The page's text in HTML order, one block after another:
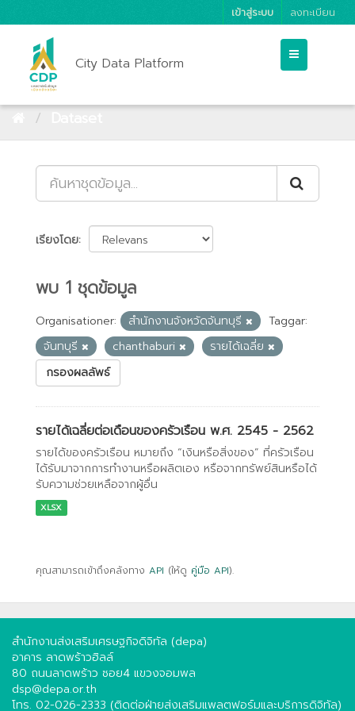
เข้าสู่ระบบ ลงทะเบียน
City Data Platform
เรียงโดย
พบ 1 ชุดข้อมูล
Organisationer: สำนักงานจังหวัดจันทบุรี
Taggar:
จันทบุรี
chanthaburi
รายได้เฉลี่ย
กรองผลลัพธ์
รายได้เฉลี่ยต่อเดือนของครัวเรือน พ.ศ. 2545 - 2562
รายได้ของครัวเรือน หมายถึง “เงินหรือสิ่งของ” ที่ครัวเรือน
ได้รับมาจากการทำงานหรือผลิตเอง หรือจากทรัพย์สินหรือได้
รับความช่วยเหลือจากผู้อื่น
XLSX
คุณสามารถเข้าถึงคลังทาง API (ให้ดู คู่มือ API).
สำนักงานส่งเสริมเศรษฐกิจดิจิทัล (depa)
อาคาร ลาดพร้าวฮิลล์
80 ถนนลาดพร้าว ซอย4 แขวงจอมพล
dsp@depa.or.th
โทร. 02-026-2333 (ติดต่อฝ่ายส่งเสริมแพลตฟอร์มและบริการดิจิทัล)